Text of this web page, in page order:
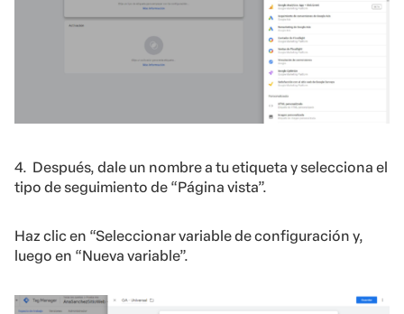
4. Después, dale un nombre a tu etiqueta y selecciona el
tipo de seguimiento de “Página vista”.
Haz clic en “Seleccionar variable de configuración y,
luego en “Nueva variable”.